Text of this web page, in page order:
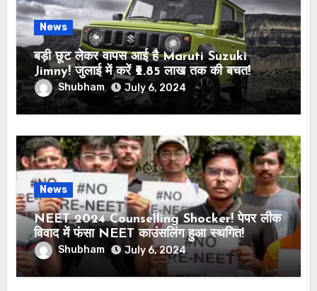
News
बड़ी छूट लेकर वापस आई है Maruti Suzuki
Jimny! जुलाई में करें ₹2.85 लाख तक की बचत!
Shubham July 6, 2024
News
NEET 2024 Counselling Shocker! पेपर लीक
विवाद में फंसा NEET काउंसलिंग हुआ स्थगित!
Shubham July 6, 2024